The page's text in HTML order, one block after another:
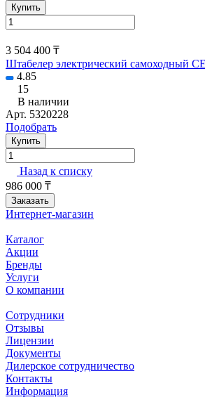
Купить
3 504 400 ₸
Штабелер электрический самоходный
4.85
15
В наличии
Арт. 5320228
Подобрать
Купить
Назад к списку
986 000 ₸
Заказать
Интернет-магазин
Каталог
Акции
Бренды
Услуги
О компании
Сотрудники
Отзывы
Лицензии
Документы
Дилерское сотрудничество
Контакты
Информация